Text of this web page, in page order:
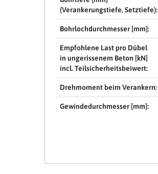
(Verankerungstiefe, Setztiefe):
Bohrlochdurchmesser [mm]:
Empfohlene Last pro Dübel
in ungerissenem Beton [kN]
incl. Teilsicherheitsbeiwert:
Drehmoment beim Verankern:
Gewindedurchmesser [mm]: